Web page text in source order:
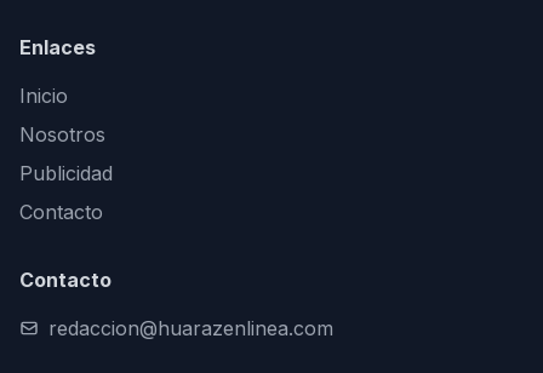
Enlaces
Inicio
Nosotros
Publicidad
Contacto
Contacto
redaccion@huarazenlinea.com